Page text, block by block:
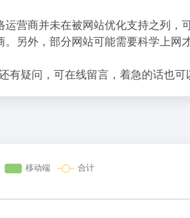
营商并未在被网站优化支持之列，
另外，部分网站可能需要科学上网
有疑问，可在线留言，着急的话也可